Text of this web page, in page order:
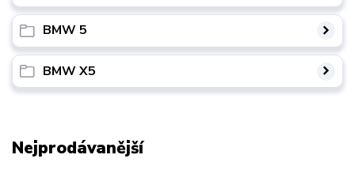
BMW 5
BMW X5
Nejprodávanější